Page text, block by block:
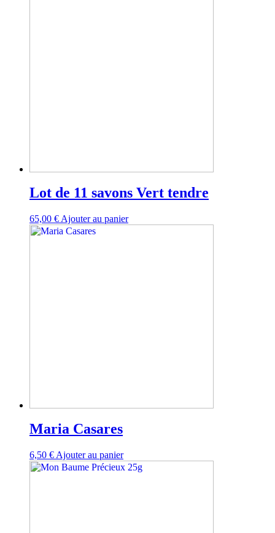
Lot de 11 savons Vert tendre
65,00 € Ajouter au panier
Maria Casares
6,50 € Ajouter au panier